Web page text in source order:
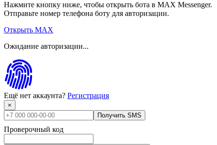
Нажмите кнопку ниже, чтобы открыть бота в MAX Messenger.
Отправьте номер телефона боту для авторизации.
Открыть MAX
Ожидание авторизации...
Ещё нет аккаунта? Регистрация
×
Получить SMS
Проверочный код